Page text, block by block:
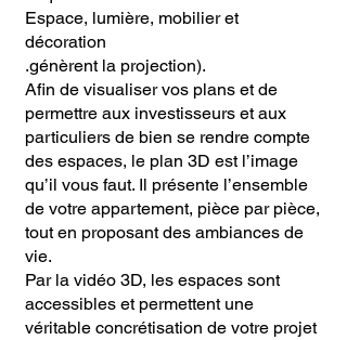
Espace, lumière, mobilier et
décoration
.génèrent la projection).
Afin de visualiser vos plans et de
permettre aux investisseurs et aux
particuliers de bien se rendre compte
des espaces, le plan 3D est l’image
qu’il vous faut. Il présente l’ensemble
de votre appartement, pièce par pièce,
tout en proposant des ambiances de
vie.
Par la vidéo 3D, les espaces sont
accessibles et permettent une
véritable concrétisation de votre projet